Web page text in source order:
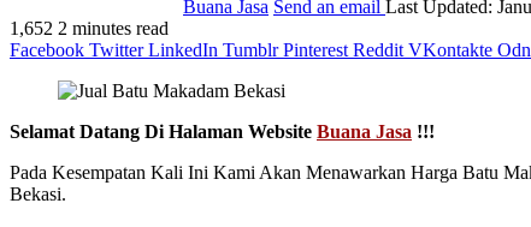
Buana Jasa Send an email Last Updated:
1,652 2 minutes read
Facebook Twitter LinkedIn Tumblr Pinterest Reddit VKontakte
Selamat Datang Di Halaman Website Buana Jasa !!!
Pada Kesempatan Kali Ini Kami Akan Menawarkan Harga Batu
Bekasi.